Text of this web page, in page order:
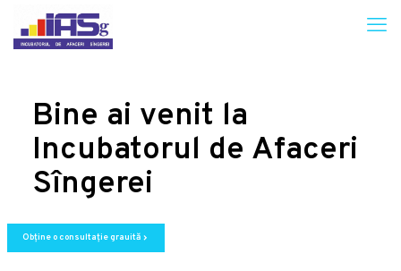
Bine ai venit la
Incubatorul de Afaceri
Sîngerei
Obține o consultație grauită chevron_right